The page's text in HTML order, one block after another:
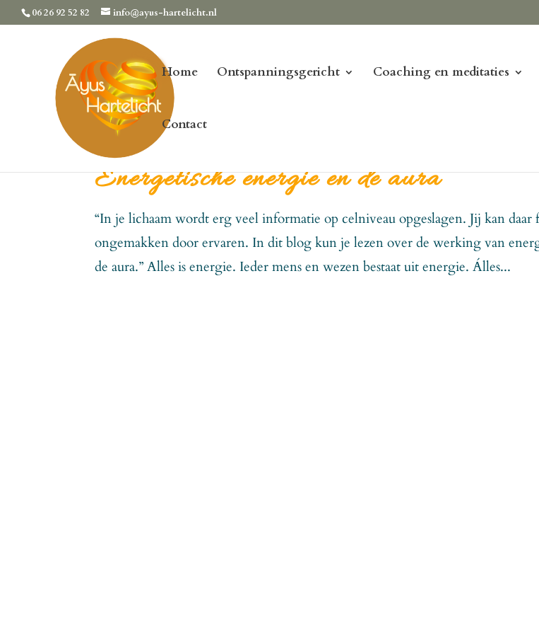
06 26 92 52 82 info@ayus-hartelicht.nl
Home Ontspanningsgericht Coaching en meditaties
Contact
Energetische energie en de aura
“In je lichaam wordt erg veel informatie op celniveau opgeslagen. Jij kan daar
ongemakken door ervaren. In dit blog kun je lezen over de werking van
de aura.” Alles is energie. Ieder mens en wezen bestaat uit energie. Álles...